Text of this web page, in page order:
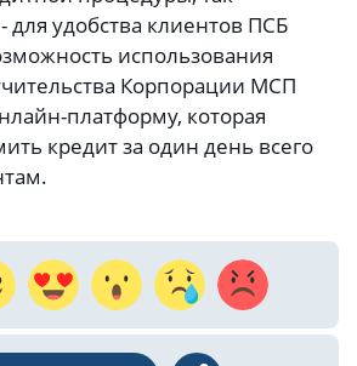
для удобства клиентов ПСБ
использования
Корпорации МСП
платформу, которая
кредит за один день всего